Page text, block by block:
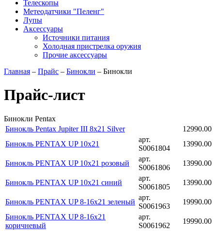
Телескопы
Метеодатчики "Пеленг"
Лупы
Аксессуары
Источники питания
Холодная пристрелка оружия
Прочие аксессуары
Главная – Прайс – Бинокли – Бинокли
Прайс-лист
Бинокли Pentax
Бинокль Pentax Jupiter III 8x21 Silver
12990.00
Бинокль PENTAX UP 10x21
арт.
S0061804
13990.00
Бинокль PENTAX UP 10x21 розовый
арт.
S0061806
13990.00
Бинокль PENTAX UP 10x21 синий
арт.
S0061805
13990.00
Бинокль PENTAX UP 8-16x21 зеленый
арт.
S0061963
19990.00
Бинокль PENTAX UP 8-16x21
коричневый
арт.
S0061962
19990.00